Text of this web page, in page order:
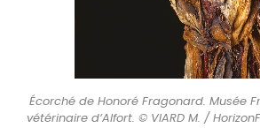
Écorché de Honoré Fragonard. Musée
vétérinaire d’Alfort. © VIARD M. /